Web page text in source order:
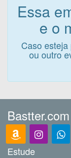
Essa
e o
Caso
ou outro
Bastter.com
Estude